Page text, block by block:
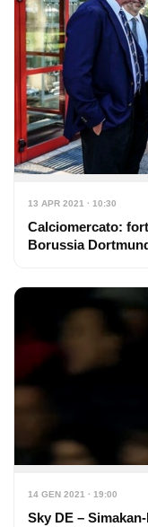
13 APR 2021 · 10:30
Calciomercato:
Borussia
14 GEN 2021 · 19:00
Sky DE –